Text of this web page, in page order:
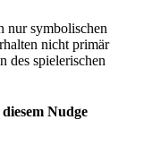
nur symbolischen
nicht primär
des spielerischen
Nudge